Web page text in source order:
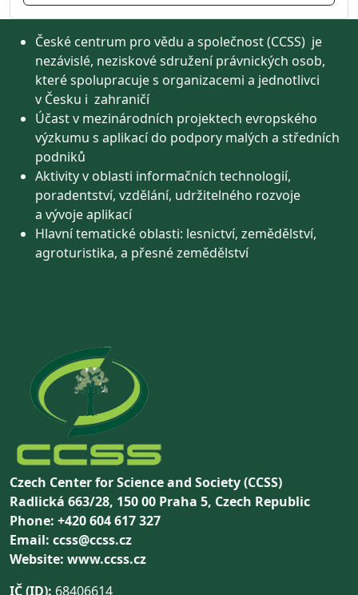
České centrum pro vědu a společnost (CCSS) je
nezávislé, neziskové sdružení právnických osob,
které spolupracuje s organizacemi a jednotlivci
v Česku i zahraničí
Účast v mezinárodních projektech evropského
výzkumu s aplikací do podpory malých a středních
podniků
Aktivity v oblasti informačních technologií,
poradentství, vzdělání, udržitelného rozvoje
a vývoje aplikací
Hlavní tematické oblasti: lesnictví, zemědělství,
agroturistika, a přesné zemědělství
Czech Center for Science and Society (CCSS)
Radlická 663/28, 150 00 Praha 5, Czech Republic
Phone: +420 604 617 327
Email: ccss@ccss.cz
Website: www.ccss.cz
IČ (ID): 68406614